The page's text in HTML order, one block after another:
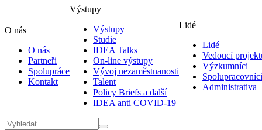
O nás
O nás
Partneři
Spolupráce
Kontakt
Výstupy
Výstupy
Studie
IDEA Talks
On-line výstupy
Vývoj nezaměstnanosti
Talent
Policy Briefs a další
IDEA anti COVID-19
Lidé
Lidé
Vedoucí
Výzkumníci
Spolupracovníci
Administrativa